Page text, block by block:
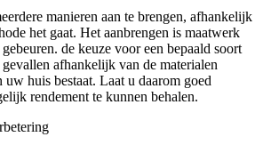
manieren aan te brengen, afhankelijk
het gaat. Het aanbrengen is maatwerk
de keuze voor een bepaald soort
afhankelijk van de materialen
huis bestaat. Laat u daarom goed
rendement te kunnen behalen.